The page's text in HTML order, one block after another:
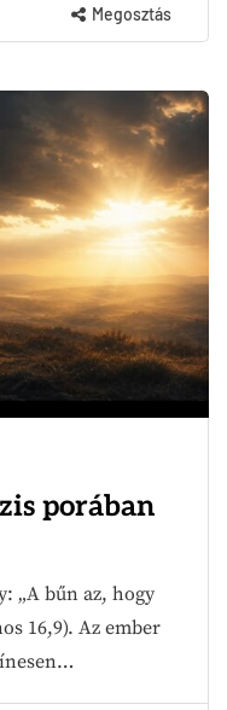
Megosztás
porában
„A bűn az, hogy
16,9). Az ember